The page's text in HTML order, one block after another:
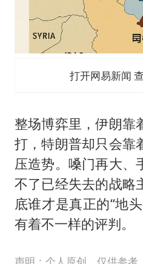
打开网易新闻
整场博弈里，伊朗靠
打，特朗普却只会靠
压造势。嗓门再大、
不了已经失去的战略
底谁才是真正的“地
有着不一样的评判。